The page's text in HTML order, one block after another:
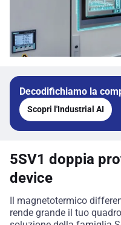
Decodifichiamo la
Scopri l'Industrial AI
5SV1 doppia
device
Il magnetotermico
rende grande il tuo